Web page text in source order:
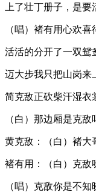
上了壮丁册子，是要
（唱）褚有用心欢喜
活活的分开了一双鸳
迈大步我只把山岗来
简克敌正砍柴汗湿衣
（白）那边厢是克敌
黄克敌：（白）褚大
褚有用：（白）克敌
（唱）克敌你是不知